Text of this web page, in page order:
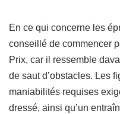
En ce qui concerne les
conseillé de commencer
Prix, car il ressemble
de saut d’obstacles. Les
maniabilités requises
dressé, ainsi qu’un